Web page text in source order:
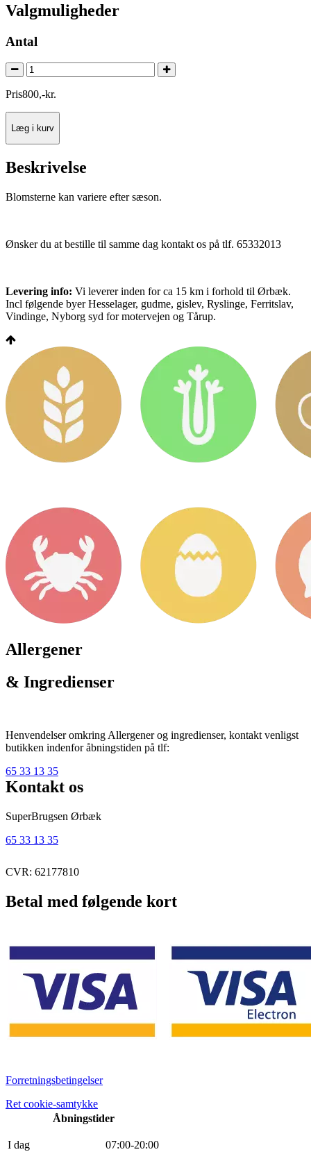
Valgmuligheder
Antal
Pris800,-kr.
Læg i kurv
Beskrivelse
Blomsterne kan variere efter sæson.
Ønsker du at bestille til samme dag kontakt os på tlf. 65332013
Levering info: Vi leverer inden for ca 15 km i forhold til Ørbæk.
Incl følgende byer Hesselager, gudme, gislev, Ryslinge, Ferritslav,
Vindinge, Nyborg syd for motervejen og Tårup.
Allergener
& Ingredienser
Henvendelser omkring Allergener og ingredienser, kontakt venligst
butikken indenfor åbningstiden på tlf:
65 33 13 35
Kontakt os
SuperBrugsen Ørbæk
65 33 13 35
CVR: 62177810
Betal med følgende kort
Forretningsbetingelser
Ret cookie-samtykke
Åbningstider
I dag 07:00-20:00